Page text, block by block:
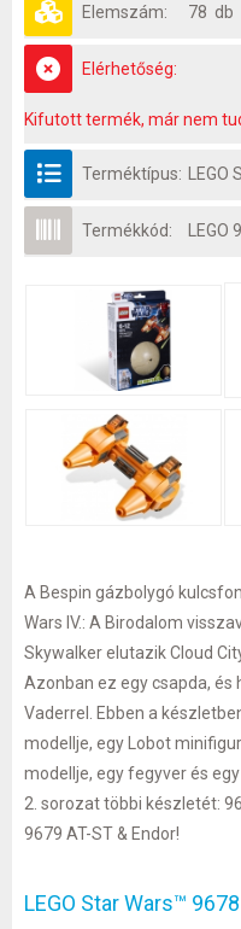
Elemszám: 78 db
Elérhetőség:
Kifutott termék, már nem
Terméktípus:
Termékkód: LEGO
A Bespin gázbolygó
Wars IV.: A Birodalom
Skywalker elutazik Cloud
Azonban ez egy csapda, és
Vaderrel. Ebben a
modellje, egy Lobot
modellje, egy fegyver és
2. sorozat többi készletét:
9679 AT-ST & Endor!
LEGO Star Wars™